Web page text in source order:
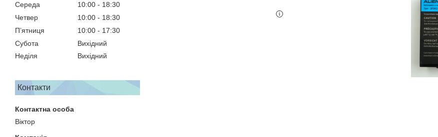
Середа
10:00
18:30
Четвер
10:00
18:30
Пʼятниця
10:00
17:30
Субота
Вихідний
Неділя
Вихідний
Контакти
Віктор